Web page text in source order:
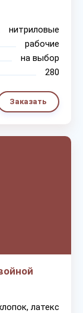
нитриловые
рабочие
на выбор
280
Заказать
латекс